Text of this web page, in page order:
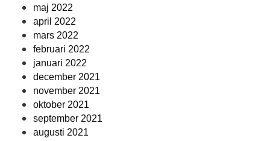
maj 2022
april 2022
mars 2022
februari 2022
januari 2022
december 2021
november 2021
oktober 2021
september 2021
augusti 2021